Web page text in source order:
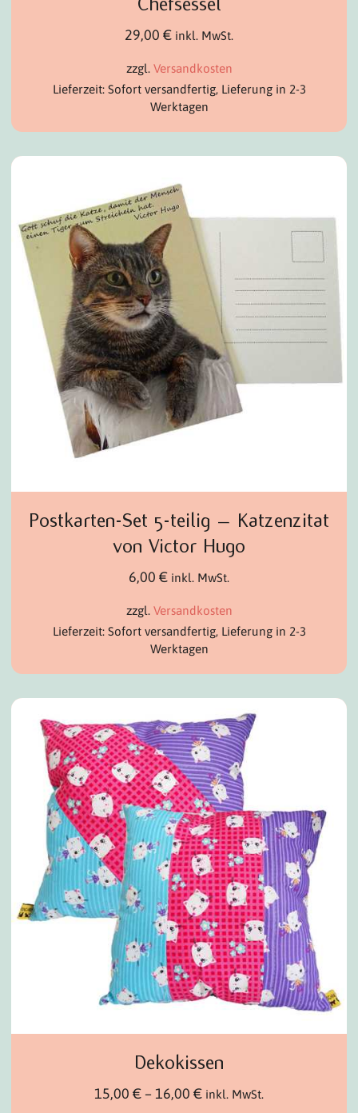
29,00 € inkl. MwSt.
zzgl. Versandkosten
Lieferzeit: Sofort versandfertig, Lieferung in 2-3
Werktagen
Postkarten-Set 5-teilig – Katzenzitat
von Victor Hugo
6,00 € inkl. MwSt.
zzgl. Versandkosten
Lieferzeit: Sofort versandfertig, Lieferung in 2-3
Werktagen
Dekokissen
15,00 €– 16,00 € inkl. MwSt.